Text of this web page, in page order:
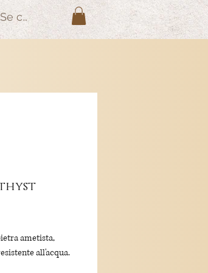
Se connecter
ametista,
all'acqua.